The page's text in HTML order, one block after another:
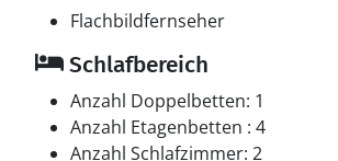
Flachbildfernseher
Schlafbereich
Anzahl Doppelbetten: 1
Anzahl Etagenbetten : 4
Anzahl Schlafzimmer: 2